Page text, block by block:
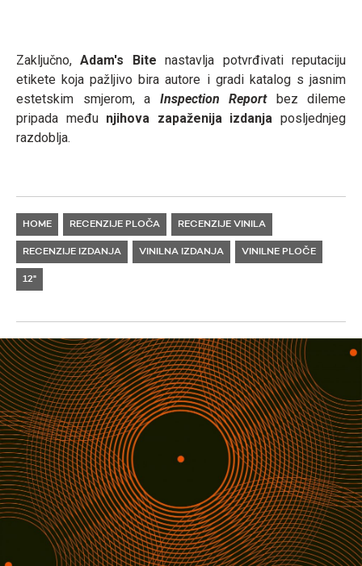
Zaključno,Adam's Bite nastavlja potvrđivati reputaciju
etikete koja pažljivo bira autore i gradi katalog s jasnim
estetskim smjerom, a Inspection Reportbez dileme
pripada među njihova zapaženija izdanjaposljednjeg
razdoblja.
HOME RECENZIJE PLOČA RECENZIJE VINILA
RECENZIJE IZDANJA VINILNA IZDANJA VINILNE PLOČE
12"